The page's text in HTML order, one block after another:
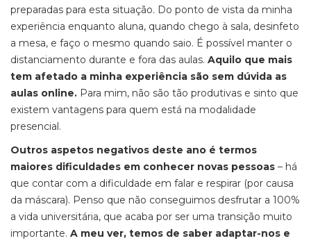
preparadas para esta situação. Do ponto de vista da minha
experiência enquanto aluna, quando chego à sala, desinfeto
a mesa, e faço o mesmo quando saio. É possível manter o
distanciamento durante e fora das aulas. Aquilo que mais
tem afetado a minha experiência são sem dúvida as
aulas online. Para mim, não são tão produtivas e sinto que
existem vantagens para quem está na modalidade
presencial.
Outros aspetos negativos deste ano é termos
maiores dificuldades em conhecer novas pessoas – há
que contar com a dificuldade em falar e respirar (por causa
da máscara). Penso que não conseguimos desfrutar a 100%
a vida universitária, que acaba por ser uma transição muito
importante. A meu ver, temos de saber adaptar-nos e